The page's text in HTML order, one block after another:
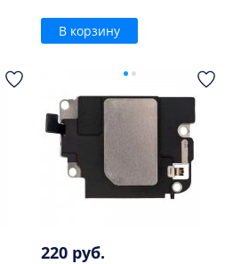
В корзину
220 руб.